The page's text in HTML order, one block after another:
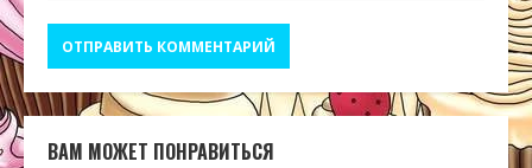
ВАМ МОЖЕТ ПОНРАВИТЬСЯ